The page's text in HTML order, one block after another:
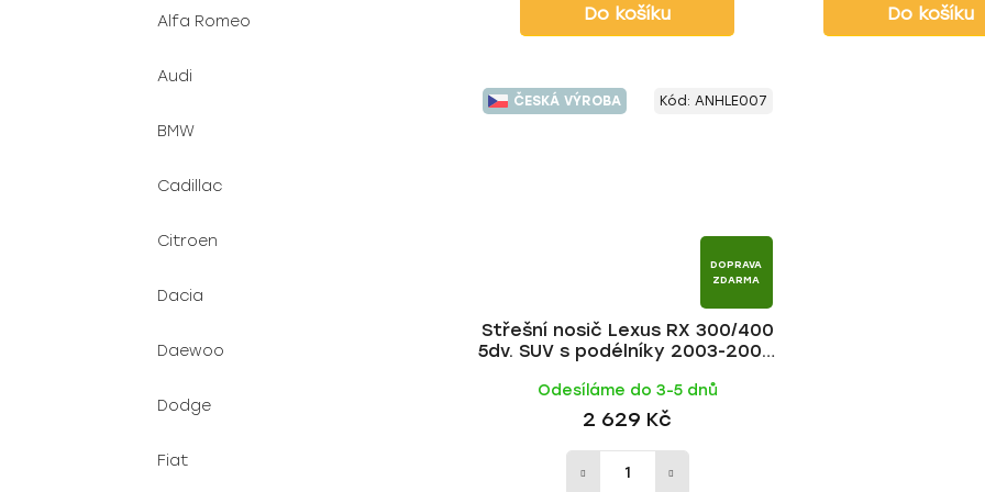
Alfa Romeo
Audi
BMW
Cadillac
Citroen
Dacia
Daewoo
Dodge
Fiat
Do košíku Do košíku
ČESKÁ VÝROBA
DOPRAVA
ZDARMA
Střešní nosič Lexus RX 300/400
5dv. SUV s podélníky 2003-2009,
Odesíláme do 3-5 dnů
2 629 Kč
Kód: ANHLE007